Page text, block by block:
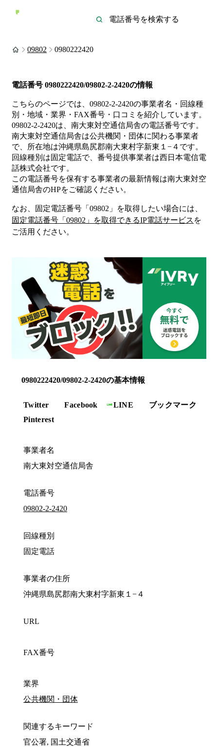
09802 0980222420
電話番号 0980222420/09802-2-2420の情報
こちらのページでは、 09802-2-2420の事業者名・回線種
別・地域・業界・FAX番号・口コミを紹介しています。
09802-2-2420は、 南大東対空通信局舎の電話番号です。
南大東対空通信局舎は公共機関・団体に関わる事業者
で、所在地は沖縄県島尻郡南大東村字新東１−４ です。
回線種別は固定電話で、番号提供事業者は西日本電信電
話株式会社です。
この電話番号を保有する事業者の最新情報は南大東対空
通信局舎のHPをご確認ください。
なお、固定電話番号「 09802 」を取得したい場合には、
固定電話番号「 09802 」を取得できるIP電話サービス を
ご活用ください。
0980222420/09802-2-2420の基本情報
Twitter Facebook LINE
ブックマーク
Pinterest
事業者名
南大東対空通信局舎
電話番号
09802-2-2420
回線種別
固定電話
事業者の住所
沖縄県島尻郡南大東村字新東１−４
URL
FAX番号
業界
公共機関・団体
関連するキーワード
官公署, 国土交通省